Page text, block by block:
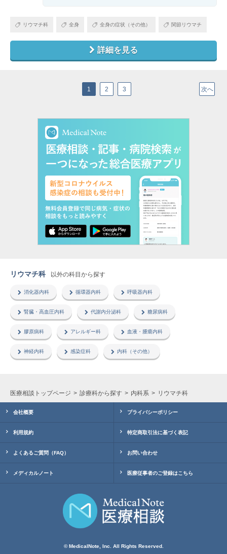
リウマチ科 全身 全身の症状（その他） 関節リウマチ
詳細を見る
次へ
1 2 3
リウマチ科 以外の科目から探す
消化器内科 循環器内科 呼吸器内科
腎臓・高血圧内科 代謝内分泌科 糖尿病科
膠原病科 アレルギー科 血液・腫瘍内科
神経内科 感染症科 内科（その他）
医療相談トップページ 診療科から探す 内科系 リウマチ科
会社概要 プライバシーポリシー
利用規約 特定商取引法に基づく表記
よくあるご質問（FAQ） お問い合わせ
メディカルノート 医療従事者のご登録はこちら
© MedicalNote, Inc. All Rights Reserved.